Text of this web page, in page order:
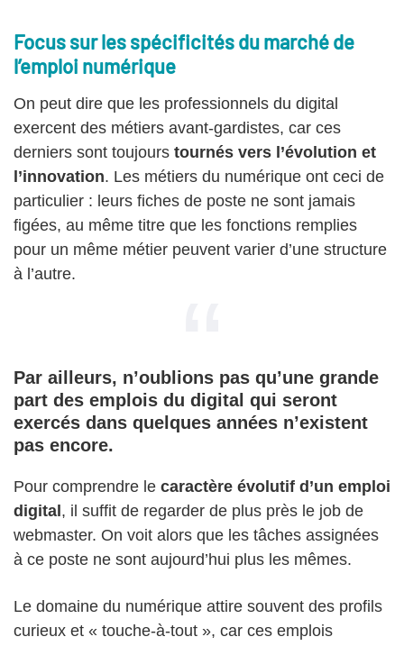
Focus sur les spécificités du marché de
l’emploi numérique
On peut dire que les professionnels du digital
exercent des métiers avant-gardistes, car ces
derniers sont toujours tournés vers l’évolution et
l’innovation. Les métiers du numérique ont ceci de
particulier : leurs fiches de poste ne sont jamais
figées, au même titre que les fonctions remplies
pour un même métier peuvent varier d’une structure
à l’autre.
Par ailleurs, n’oublions pas qu’une grande
part des emplois du digital qui seront
exercés dans quelques années n’existent
pas encore.
Pour comprendre le caractère évolutif d’un emploi
digital, il suffit de regarder de plus près le job de
webmaster. On voit alors que les tâches assignées
à ce poste ne sont aujourd’hui plus les mêmes.
Le domaine du numérique attire souvent des profils
curieux et « touche-à-tout », car ces emplois